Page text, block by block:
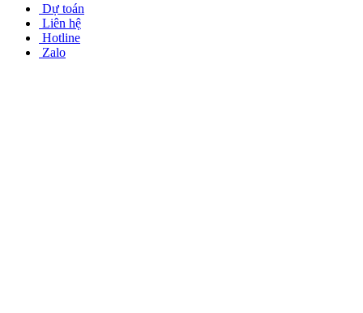
Dự toán
Liên hệ
Hotline
Zalo